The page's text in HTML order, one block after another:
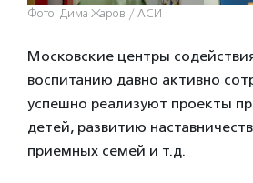
Фото: Дима Жаров / АСИ
Московские центры
воспитанию давно активно
успешно реализуют проекты
детей, развитию
приемных семей и т.д.